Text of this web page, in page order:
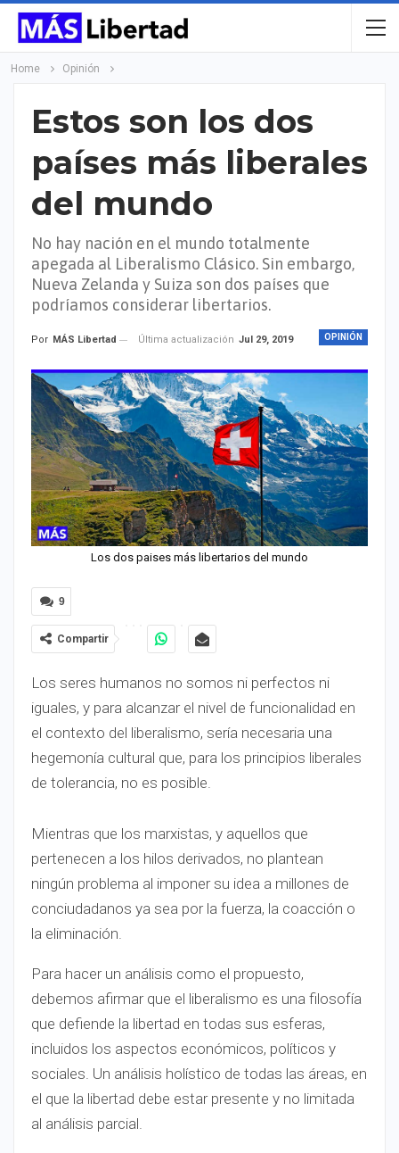
Home Opinión
Estos son los dos
países más liberales
del mundo
No hay nación en el mundo totalmente
apegada al Liberalismo Clásico. Sin embargo,
Nueva Zelanda y Suiza son dos países que
podríamos considerar libertarios.
OPINIÓN
Por MÁS Libertad Última actualización Jul 29, 2019
Los dos paises más libertarios del mundo
9
Compartir
Los seres humanos no somos ni perfectos ni
iguales, y para alcanzar el nivel de funcionalidad en
el contexto del liberalismo, sería necesaria una
hegemonía cultural que, para los principios liberales
de tolerancia, no es posible.
Mientras que los marxistas, y aquellos que
pertenecen a los hilos derivados, no plantean
ningún problema al imponer su idea a millones de
conciudadanos ya sea por la fuerza, la coacción o
la eliminación.
Para hacer un análisis como el propuesto,
debemos afirmar que el liberalismo es una filosofía
que defiende la libertad en todas sus esferas,
incluidos los aspectos económicos, políticos y
sociales. Un análisis holístico de todas las áreas, en
el que la libertad debe estar presente y no limitada
al análisis parcial.